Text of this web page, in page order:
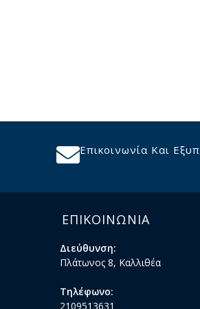
Επικοινωνία Και
ΕΠΙΚΟΙΝΩΝΙΑ
Διεύθυνση:
Πλάτωνος 8, Καλλιθέα
Τηλέφωνο:
2109513631